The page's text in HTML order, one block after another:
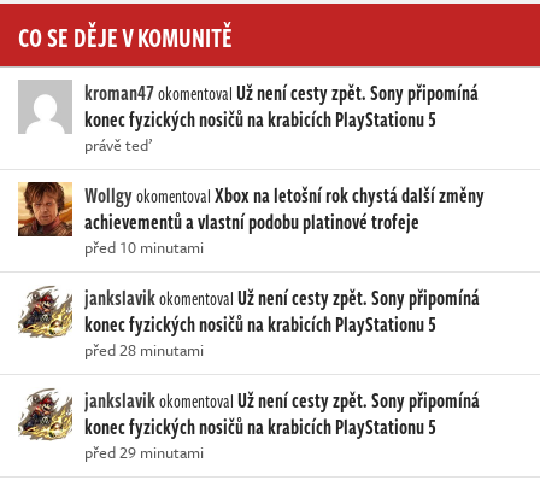
CO SE DĚJE V KOMUNITĚ
kroman47okomentovalUž není cesty zpět. Sony připomíná
konec fyzických nosičů na krabicích PlayStationu 5
právě teď
WollgyokomentovalXbox na letošní rok chystá další změny
achievementů a vlastní podobu platinové trofeje
před 10 minutami
jankslavikokomentovalUž není cesty zpět. Sony připomíná
konec fyzických nosičů na krabicích PlayStationu 5
před 28 minutami
jankslavikokomentovalUž není cesty zpět. Sony připomíná
konec fyzických nosičů na krabicích PlayStationu 5
před 29 minutami